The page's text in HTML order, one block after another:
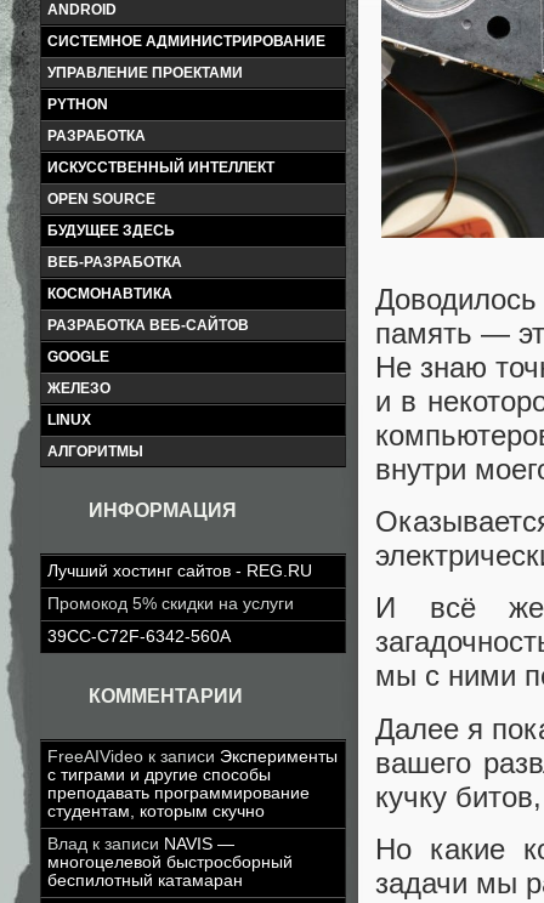
ANDROID
СИСТЕМНОЕ АДМИНИСТРИРОВАНИЕ
УПРАВЛЕНИЕ ПРОЕКТАМИ
PYTHON
РАЗРАБОТКА
ИСКУССТВЕННЫЙ ИНТЕЛЛЕКТ
OPEN SOURCE
БУДУЩЕЕ ЗДЕСЬ
ВЕБ-РАЗРАБОТКА
КОСМОНАВТИКА
РАЗРАБОТКА ВЕБ-САЙТОВ
GOOGLE
ЖЕЛЕЗО
LINUX
АЛГОРИТМЫ
ИНФОРМАЦИЯ
Лучший хостинг сайтов - REG.RU
Промокод 5% скидки на услуги
39CC-C72F-6342-560A
КОММЕНТАРИИ
FreeAIVideo к записи Эксперименты
с тиграми и другие способы
преподавать программирование
студентам, которым скучно
Влад к записи NAVIS —
многоцелевой быстросборный
беспилотный катамаран
память —
Не знаю
и в
внутри
И всё же
мы с ними
Далее я
вашего
кучку
Но какие
задачи мы